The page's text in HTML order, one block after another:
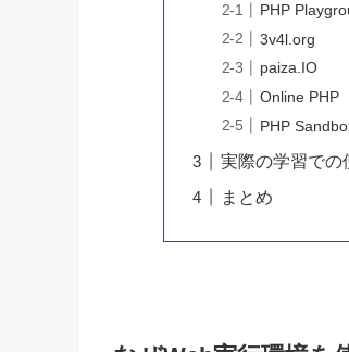
PHP
3v4l.org
paiza.IO
Online PHP
PHP
実際の学習での
まとめ